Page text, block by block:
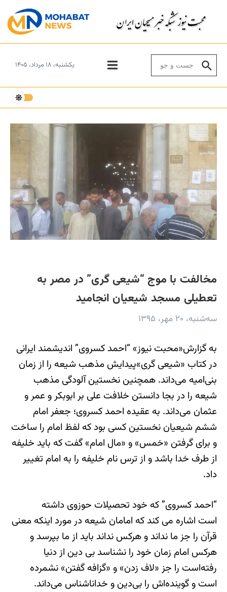
یکشنبه، ۱۸ مرداد، ۱۴۰۵
مخالفت با موج “شیعی گری” در مصر به
تعطیلی مسجد شیعیان انجامید
سه‌شنبه، ۲۰ مهر، ۱۳۹۵
به گزارش«محبت نیوز» “احمد کسروی” اندیشمند ایرانی
در کتاب «شیعی گری»پیدایش مذهب شیعه را از زمان
بنی‌امیه می‌داند. همچنین نخستین آلودگی مذهب
شیعه را در بجا دانستن خلافت علی بر ابوبکر و عمر و
عثمان می‌داند. به عقیده احمد کسروی؛ جعفر امام
ششم شیعیان نخستین کسی بود که لفظ امام را ساخت
و برای گرفتن «خمس» و «مال امام» گفت که باید خلیفه
از طرف خدا باشد و از ترس نام خلیفه را به امام تغییر
داد.
“احمد کسروی” که خود تحصیلات حوزوی داشته
است اشاره می کند که امامان شیعه در مورد اینکه معنی
قرآن را جز ما نداند و هرکس نداند باید از ما بپرسد و
هرکس امام زمان خود را نشناسد بی دین از دنیا
رفته‌است را جز «لاف زدن» و «گزافه گفتن» نشمرده‌
است و گوینده‌اش را بی‌دین و خداناشناس می‌داند.